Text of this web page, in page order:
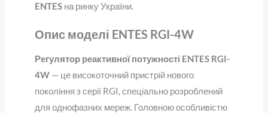
ENTESна ринку України.
Опис моделі ENTES RGI-4W
Регулятор реактивної потужності ENTES RGI-
4W— це високоточний пристрій нового
покоління з серії RGI, спеціально розроблений
для однофазних мереж. Головною особливістю